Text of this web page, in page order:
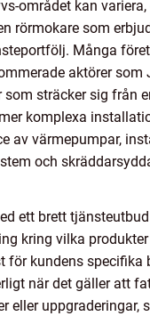
området kan
rörmokare som
Många
aktörer som
som sträcker sig från
komplexa
av värmepumpar,
och
ett brett
kring vilka
för kundens specifika
när det gäller att
eller uppgraderingar,